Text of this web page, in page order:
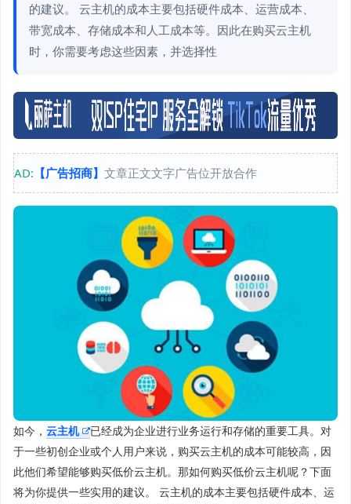
的建议。 云主机的成本主要包括硬件成本、运营成本、
带宽成本、存储成本和人工成本等。因此在购买云主机
时，你需要考虑这些因素，并选择性
AD: 【广告招商】 文章正文文字广告位开放合作
如今， 云主机
已经成为企业进行业务运行和存储的重要工具。对
于一些初创企业或个人用户来说，购买云主机的成本可能较高，因
此他们希望能够购买低价云主机。那如何购买低价云主机呢？下面
将为你提供一些实用的建议。 云主机的成本主要包括硬件成本、运